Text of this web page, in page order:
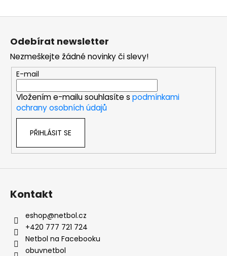
Z
Odebírat newsletter
Nezmeškejte žádné novinky či slevy!
E-mail
Vložením e-mailu souhlasíte s podmínkami
ochrany osobních údajů
PŘIHLÁSIT SE
Kontakt
eshop@netbol.cz
+420 777 721 724
Netbol na Facebooku
obuvnetbol